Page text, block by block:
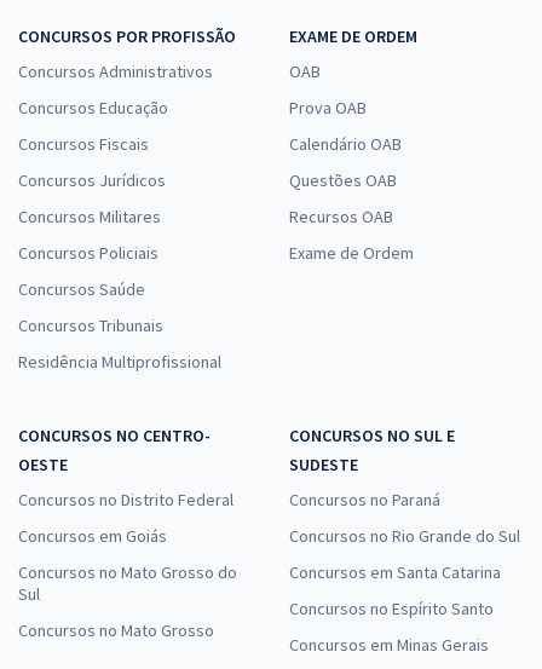
CONCURSOS POR PROFISSÃO
Concursos Administrativos
Concursos Educação
Concursos Fiscais
Concursos Jurídicos
Concursos Militares
Concursos Policiais
Concursos Saúde
Concursos Tribunais
Residência Multiprofissional
EXAME DE ORDEM
OAB
Prova OAB
Calendário OAB
Questões OAB
Recursos OAB
Exame de Ordem
CONCURSOS NO CENTRO-
OESTE
Concursos no Distrito Federal
Concursos em Goiás
Concursos no Mato Grosso do
Sul
Concursos no Mato Grosso
CONCURSOS NO SUL E
SUDESTE
Concursos no Paraná
Concursos no Rio Grande do Sul
Concursos em Santa Catarina
Concursos no Espírito Santo
Concursos em Minas Gerais